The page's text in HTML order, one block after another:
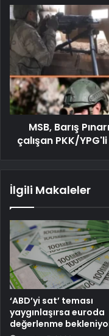
MSB, Barış
çalışan PKK/
İlgili Makaleler
‘ABD’yi sat’ teması
yaygınlaşırsa euroda
değerlenme